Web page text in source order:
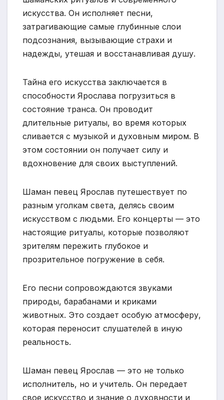
искусства. Он исполняет песни,
затрагивающие самые глубинные слои
подсознания, вызывающие страхи и
надежды, утешая и восстанавливая душу.
Тайна его искусства заключается в
способности Ярослава погрузиться в
состояние транса. Он проводит
длительные ритуалы, во время которых
сливается с музыкой и духовным миром. В
этом состоянии он получает силу и
вдохновение для своих выступлений.
Шаман певец Ярослав путешествует по
разным уголкам света, делясь своим
искусством с людьми. Его концерты — это
настоящие ритуалы, которые позволяют
зрителям пережить глубокое и
прозрительное погружение в себя.
Его песни сопровождаются звуками
природы, барабанами и криками
животных. Это создает особую атмосферу,
которая переносит слушателей в иную
реальность.
Шаман певец Ярослав — это не только
исполнитель, но и учитель. Он передает
свое искусство и знание о духовности и